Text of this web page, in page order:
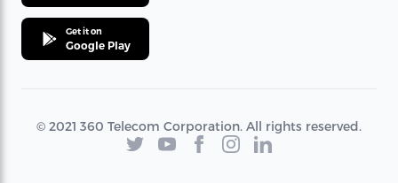
Get it on
Google Play
© 2021 360 Telecom Corporation. All rights reserved.